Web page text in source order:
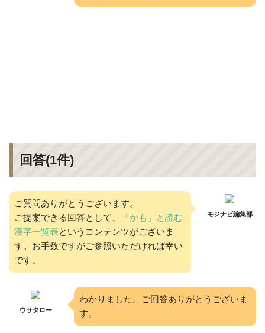
回答(1件)
ご質問ありがとうございます。
ご提案できる回答として、
「かも」と読む
漢字一覧表というコンテンツがございま
す。お手数ですがご参照いただければ幸い
です。
モジナビ編集部
ウサタロー
わかりました。ご回答ありがとうございま
す。